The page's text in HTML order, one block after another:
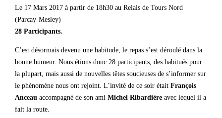
Le 17 Mars 2017 à partir de 18h30 au Relais de Tours Nord
(Parcay-Mesley)
28 Participants.
C’est désormais devenu une habitude, le repas s’est déroulé dans la
bonne humeur. Nous étions donc 28 participants, des habitués pour
la plupart, mais aussi de nouvelles têtes soucieuses de s’informer sur
le phénomène nous ont rejoint. L’invité de ce soir était François
Anceau accompagné de son ami Michel Ribardière avec lequel il a
fait la route.